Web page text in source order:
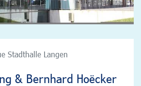
Stadthalle Langen
& Bernhard Hoëcker